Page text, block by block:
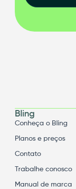
Bling
Conheça o Bling
Planos e preços
Contato
Trabalhe conosco
Manual de marca